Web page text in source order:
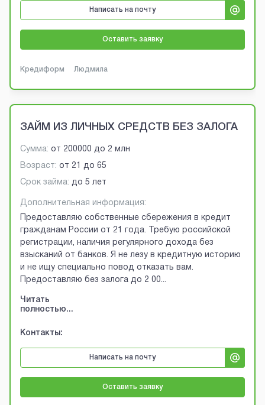
Написать на почту
Оставить заявку
Кредиформ Людмила
ЗАЙМ ИЗ ЛИЧНЫХ СРЕДСТВ БЕЗ ЗАЛОГА
Сумма: от 200000 до 2 млн
Возраст: от 21 до 65
Срок займа: до 5 лет
Дополнительная информация:
Предоставляю собственные сбережения в кредит
гражданам России от 21 года. Требую российской
регистрации, наличия регулярного дохода без
взысканий от банков. Я не лезу в кредитную историю
и не ищу специально повод отказать вам.
Предоставляю без залога до 2 00...
Читать
полностью...
Контакты:
Написать на почту
Оставить заявку